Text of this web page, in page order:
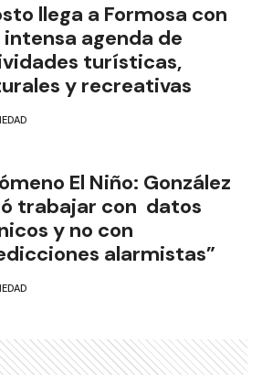
llega a Formosa con
intensa agenda de
turísticas,
y recreativas
El Niño: González
trabajar con datos
y no con
alarmistas”